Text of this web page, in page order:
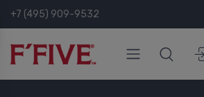
+7 (495) 909-9532